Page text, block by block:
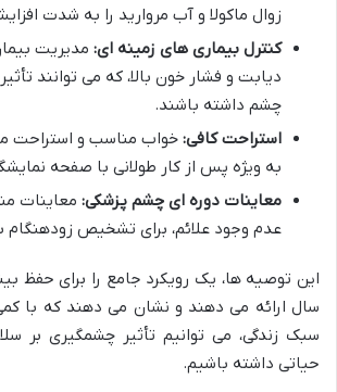
زوال ماکولا و آب مروارید را به شدت
کنترل بیماری های زمینه ای: مدیریت
دیابت و فشار خون بالا، که می توانند
چشم داشته باشند.
استراحت کافی: خواب مناسب و استراحت
به ویژه پس از کار طولانی با صفحه
معاینات دوره ای چشم پزشکی: معاینات
عدم وجود علائم، برای تشخیص زودهنگام
این توصیه ها، یک رویکرد جامع را برای حفظ
سال ارائه می دهند و نشان می دهند که با
سبک زندگی، می توانیم تأثیر چشمگیری بر
حیاتی داشته باشیم.